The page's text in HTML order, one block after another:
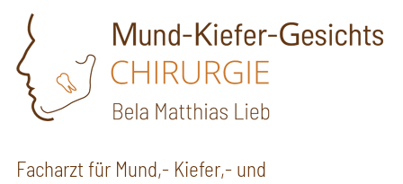
Facharzt für Mund,- Kiefer,- und